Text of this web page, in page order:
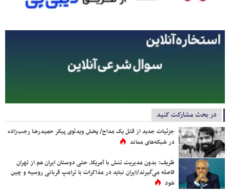
در بحث مشارکت کنید
جزئیات جدید از قتل یک مداح/ پخش ویدئوی پیکر حمیدرضا رجب‌زاده
در شبکه‌های معاند
ظریف: بدون مدیریت تنش با آمریکا، حتی دوستان ایران هم از تهران
فاصله می‌گیرند/ایران نباید در مذاکرات با ترامپ قربانی روسیه و چین
شود